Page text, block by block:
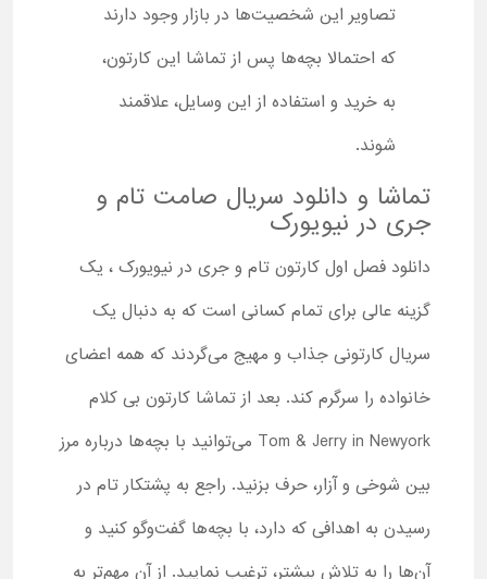
تصاویر این شخصیت‌ها در بازار وجود دارند
که احتمالا بچه‌ها پس از تماشا این کارتون،
به خرید و استفاده از این وسایل، علاقمند
شوند.
تماشا و دانلود سریال صامت تام و
جری در نیویورک
دانلود فصل اول کارتون تام و جری در نیویورک ، یک
گزینه عالی برای تمام کسانی است که به دنبال یک
سریال کارتونی جذاب و مهیج می‌گردند که همه اعضای
خانواده را سرگرم کند. بعد از تماشا کارتون بی کلام
Tom & Jerry in Newyork می‌توانید با بچه‌ها درباره مرز
بین شوخی و آزار، حرف بزنید. راجع به پشتکار تام در
رسیدن به اهدافی که دارد، با بچه‌ها گفت‌وگو کنید و
آن‌ها را به تلاش بیشتر، ترغیب نمایید. از آن مهم‌تر به